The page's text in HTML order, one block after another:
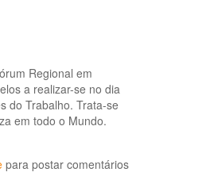
Regional em
a realizar-se no dia
do Trabalho. Trata-se
em todo o Mundo.
para postar comentários